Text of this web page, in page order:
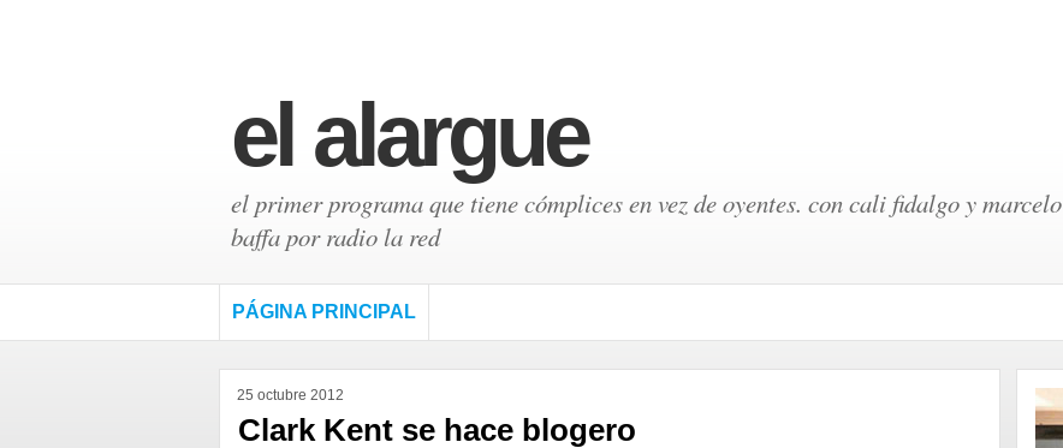
el alargue
el primer programa que tiene cómplices en vez de oyentes. con cali fidalgo y marcelo
baffa por radio la red
PÁGINA PRINCIPAL
25 octubre 2012
Clark Kent se hace blogero